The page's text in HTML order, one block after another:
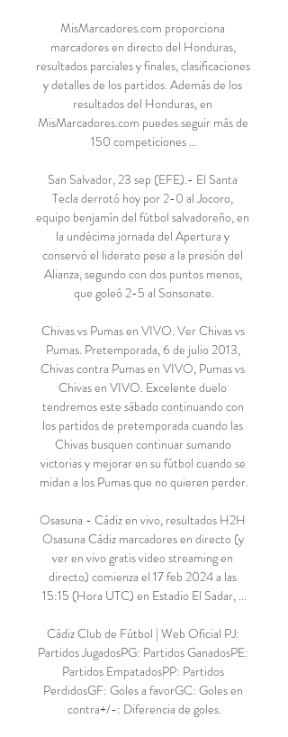
MisMarcadores.com proporciona
marcadores en directo del Honduras,
resultados parciales y finales, clasificaciones
y detalles de los partidos. Además de los
resultados del Honduras, en
MisMarcadores.com puedes seguir más de
150 competiciones …
San Salvador, 23 sep (EFE).- El Santa
Tecla derrotó hoy por 2-0 al Jocoro,
equipo benjamín del fútbol salvadoreño, en
la undécima jornada del Apertura y
conservó el liderato pese a la presión del
Alianza, segundo con dos puntos menos,
que goleó 2-5 al Sonsonate.
Chivas vs Pumas en VIVO. Ver Chivas vs
Pumas. Pretemporada, 6 de julio 2013,
Chivas contra Pumas en VIVO, Pumas vs
Chivas en VIVO. Excelente duelo
tendremos este sábado continuando con
los partidos de pretemporada cuando las
Chivas busquen continuar sumando
victorias y mejorar en su fútbol cuando se
midan a los Pumas que no quieren perder.
Osasuna - Cádiz en vivo, resultados H2H
Osasuna Cádiz marcadores en directo (y
ver en vivo gratis video streaming en
directo) comienza el 17 feb 2024 a las
15:15 (Hora UTC) en Estadio El Sadar, ...
Cádiz Club de Fútbol | Web Oficial PJ:
Partidos JugadosPG: Partidos GanadosPE:
Partidos EmpatadosPP: Partidos
PerdidosGF: Goles a favorGC: Goles en
contra+/-: Diferencia de goles.